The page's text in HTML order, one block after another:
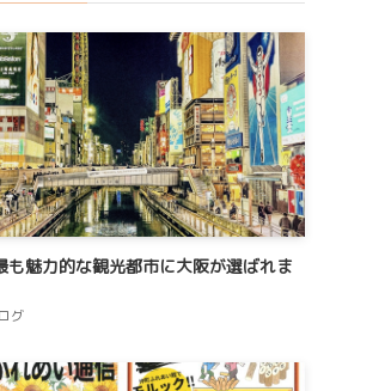
も魅力的な観光都市に大阪が選ばれま
グ